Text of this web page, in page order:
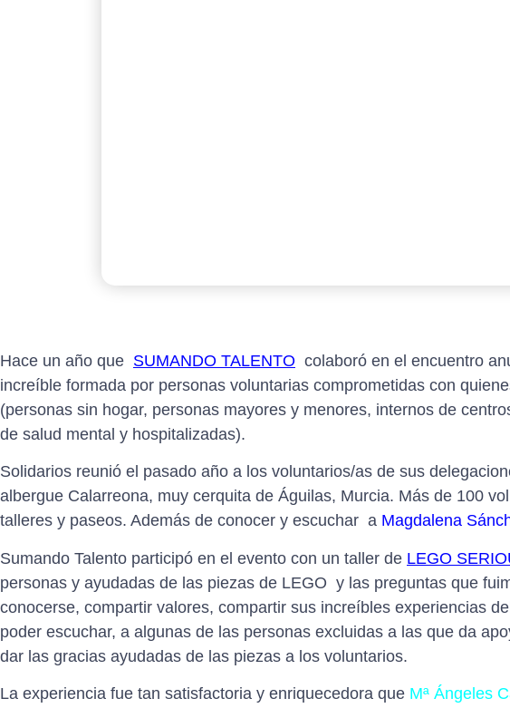
Hace un año que SUMANDO TALENTO colaboró en el encuentro
increíble formada por personas voluntarias comprometidas con
(personas sin hogar, personas mayores y menores, internos de
de salud mental y hospitalizadas).
Solidarios reunió el pasado año a los voluntarios/as de sus
albergue Calarreona, muy cerquita de Águilas, Murcia. Más de 100
talleres y paseos. Además de conocer y escuchar a Magdalena
Sumando Talento participó en el evento con un taller de LEGO
personas y ayudadas de las piezas de LEGO y las preguntas que
conocerse, compartir valores, compartir sus increíbles experiencias
poder escuchar, a algunas de las personas excluidas a las que da
dar las gracias ayudadas de las piezas a los voluntarios.
La experiencia fue tan satisfactoria y enriquecedora que Mª Ángeles